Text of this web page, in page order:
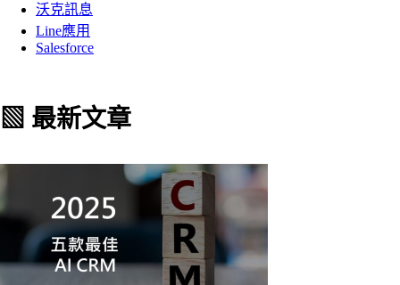
沃克訊息
Line應用
Salesforce
▧ 最新文章